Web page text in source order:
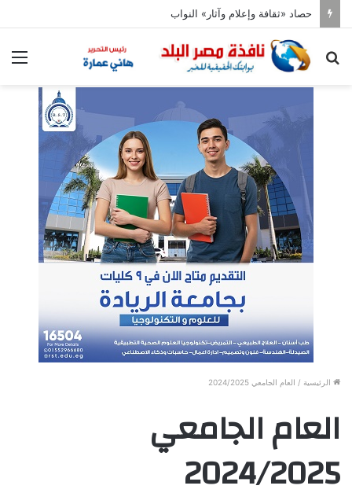
حصاد «ثقافة وإعلام وآثار» النواب
بحث
الرئيسية / العام الجامعي 2024/2025
العام الجامعي
2024/2025